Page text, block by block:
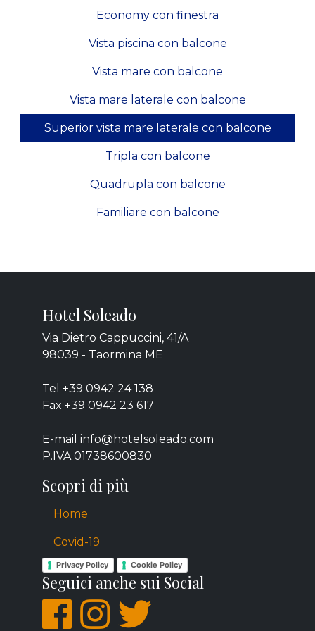
Economy con finestra
Vista piscina con balcone
Vista mare con balcone
Vista mare laterale con balcone
Superior vista mare laterale con balcone
Tripla con balcone
Quadrupla con balcone
Familiare con balcone
Hotel Soleado
Via Dietro Cappuccini, 41/A
98039 - Taormina ME
Tel +39 0942 24 138
Fax +39 0942 23 617
E-mail info@hotelsoleado.com
P.IVA 01738600830
Scopri di più
Home
Covid-19
Privacy Policy Cookie Policy
Seguici anche sui Social